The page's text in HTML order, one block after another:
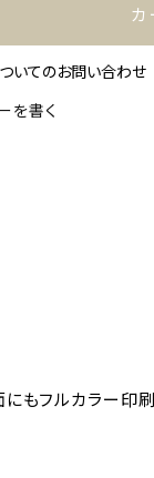
カ
いてのお問い合わせ
を書く
もフルカラー印